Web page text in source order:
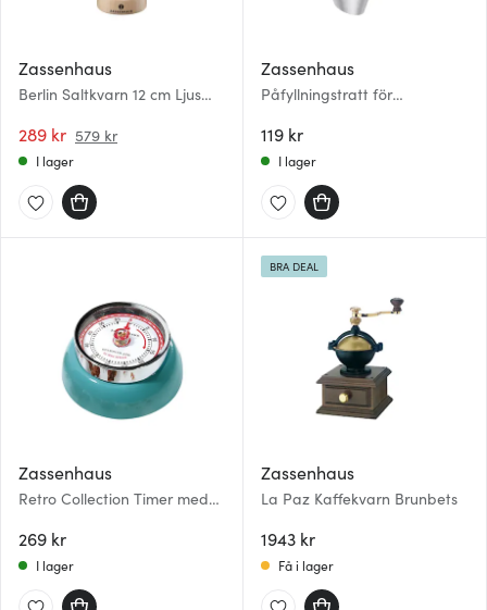
Zassenhaus
Berlin Saltkvarn 12 cm Ljus
289 kr 579 kr
I lager
Zassenhaus
Påfyllningstratt för
119 kr
I lager
Zassenhaus
Retro Collection Timer med
269 kr
I lager
Zassenhaus
La Paz Kaffekvarn Brunbets
1943 kr
BRA DEAL
Få i lager